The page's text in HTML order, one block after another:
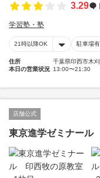
3.29
学習塾・塾
21時以降OK 駐車場有
住所
千葉県印西市木
本日の営業状況 13:00〜21:30
店舗公式
東京進学ゼミナー